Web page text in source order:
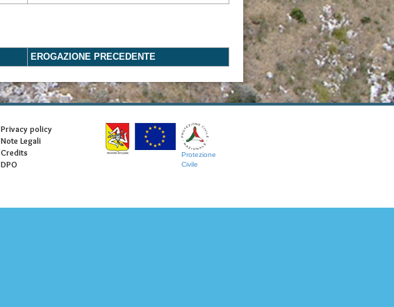
EROGAZIONE PRECEDENTE
Privacy policy
Note Legali
Credits
DPO
Protezione
Civile